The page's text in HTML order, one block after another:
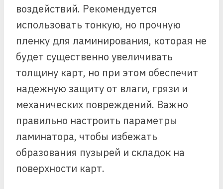
воздействий. Рекомендуется
использовать тонкую, но прочную
пленку для ламинирования, которая не
будет существенно увеличивать
толщину карт, но при этом обеспечит
надежную защиту от влаги, грязи и
механических повреждений. Важно
правильно настроить параметры
ламинатора, чтобы избежать
образования пузырей и складок на
поверхности карт.